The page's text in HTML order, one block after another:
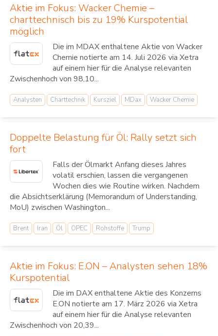
Aktie im Fokus: Wacker Chemie –
charttechnisch bis zu 19% Kurspotential
möglich
Die im MDAX enthaltene Aktie von Wacker
Chemie notierte am 14. Juli 2026 via Xetra
auf einem hier für die Analyse relevanten
Zwischenhoch von 98,10...
Analysten Charttechnik Kursziel MDax Wacker Chemie
Doppelte Belastung für Öl: Rally setzt sich
fort
Falls der Ölmarkt Anfang dieses Jahres
volatil erschien, lassen die vergangenen
Wochen dies wie Routine wirken. Nachdem
die Absichtserklärung (Memorandum of Understanding,
MoU) zwischen Washington...
Brent Iran Öl OPEC Rohstoffe Trump
Aktie im Fokus: E.ON – Analysten sehen 18%
Kurspotential
Die im DAX enthaltene Aktie des Konzerns
E.ON notierte am 17. März 2026 via Xetra
auf einem hier für die Analyse relevanten
Zwischenhoch von 20,39...